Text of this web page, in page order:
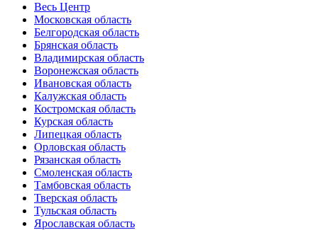
Весь Центр
Московская область
Белгородская область
Брянская область
Владимирская область
Воронежская область
Ивановская область
Калужская область
Костромская область
Курская область
Липецкая область
Орловская область
Рязанская область
Смоленская область
Тамбовская область
Тверская область
Тульская область
Ярославская область